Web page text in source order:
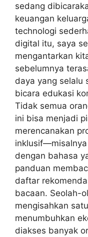
sedang
keuangan
technologi
digital itu, saya
mengantarkan
sebelumnya
daya yang selalu
bicara edukasi
Tidak semua
ini bisa menjadi
merencanakan
dengan bahasa
panduan
daftar
bacaan. Seolah-
mengisahkan
menumbuhkan
diakses banyak